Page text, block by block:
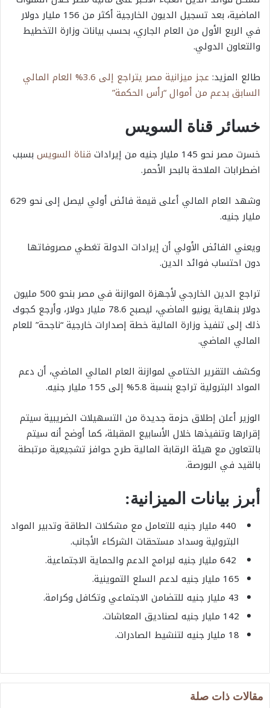
الماضية، بعد تسجيل الديون الخارجية أكثر من 156 مليار دولار
في الربع الأول من العام الجاري، بحسب بيانات وزارة التخطيط
والتعاون الدولي.
طالع المزيد:
عجز ميزانية مصر يتراجع إلى 3.6% العام المالي
السابق بدعم من أموال “رأس الحكمة”
خسائر قناة السويس
خسرت مصر نحو 145 مليار جنيه من إيرادات قناة السويس بسبب
اضطرابات الملاحة بالبحر الأحمر.
وشهد العام المالي أعلى قيمة فائض أولي ليصل إلى نحو 629
مليار جنيه.
ويعني الفائض الأولي أن إيرادات الدولة تغطي مصروفاتها
دون احتساب فوائد الدين.
تراجع الدين الخارجي لأجهزة الموازنة في مصر بنحو 500 مليون
دولار بنهاية يونيو الماضي، ليصبح 78.6 مليار دولار، وأرجع كجوك
ذلك إلى تنفيذ وزارة المالية خطة إصدارات خارجية “ناجحة” للعام
المالي الماضي.
وكشف التقرير الختامي لموازنة العام المالي الماضي، أن دعم
المواد البترولية تراجع بنسبة 5.8% إلى 155 مليار جنيه.
الوزير أعلن إطلاق حزمة جديدة من التسهيلات الضريبية سيتم
إقرارها وتنفيذها خلال الأسابيع المقبلة، كما أوضح أنه سيتم
بالتعاون مع هيئة الرقابة المالية طرح حوافز تشجيعية مرتبطة
بالقيد في البورصة.
أبرز بيانات الميزانية:
440 مليار جنيه للتعامل مع مشكلات الطاقة وتدبير المواد
البترولية وسداد مستحقات الشركاء الأجانب.
165 مليار جنيه لدعم السلع التموينية.
43 مليار جنيه للتضامن الاجتماعي وتكافل وكرامة.
142 مليار جنيه لصناديق المعاشات.
18 مليار جنيه لتنشيط الصادرات.
مقالات ذات صلة